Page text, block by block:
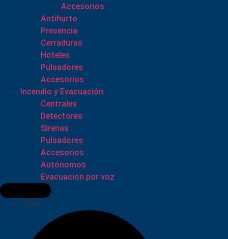
Accesorios
Antihurto
Presencia
Cerraduras
Hoteles
Pulsadores
Accesorios
Incendio y Evacuación
Centrales
Detectores
Sirenas
Pulsadores
Accesorios
Autónomos
Evacuación por voz
Otros